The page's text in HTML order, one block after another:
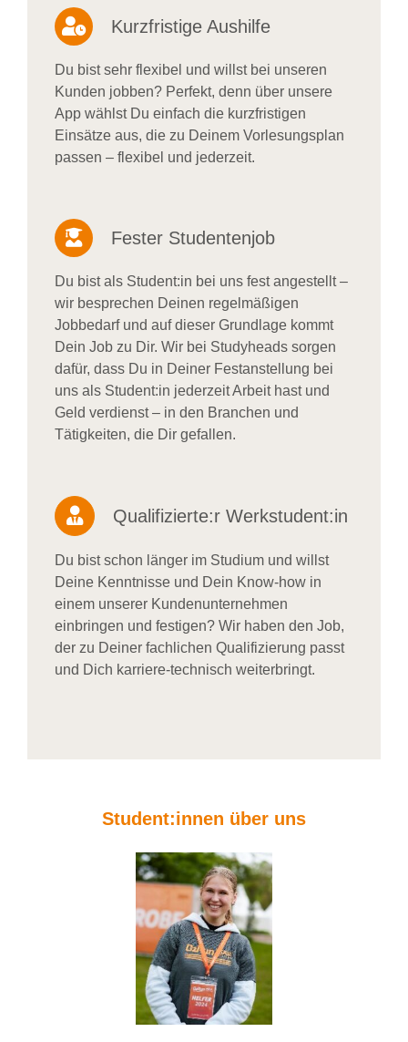
Kurzfristige Aushilfe
Du bist sehr flexibel und willst bei unseren
Kunden jobben? Perfekt, denn über unsere
App wählst Du einfach die kurzfristigen
Einsätze aus, die zu Deinem Vorlesungsplan
passen – flexibel und jederzeit.
Fester Studentenjob
Du bist als Student:in bei uns fest angestellt –
wir besprechen Deinen regelmäßigen
Jobbedarf und auf dieser Grundlage kommt
Dein Job zu Dir. Wir bei Studyheads sorgen
dafür, dass Du in Deiner Festanstellung bei
uns als Student:in jederzeit Arbeit hast und
Geld verdienst – in den Branchen und
Tätigkeiten, die Dir gefallen.
Qualifizierte:r Werkstudent:in
Du bist schon länger im Studium und willst
Deine Kenntnisse und Dein Know-how in
einem unserer Kundenunternehmen
einbringen und festigen? Wir haben den Job,
der zu Deiner fachlichen Qualifizierung passt
und Dich karriere-technisch weiterbringt.
Student:innen über uns